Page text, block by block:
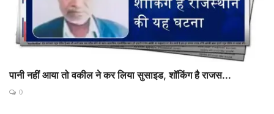
पानी नहीं आया तो वकील ने कर लिया सुसाइड, शॉकिंग है राजस...
0